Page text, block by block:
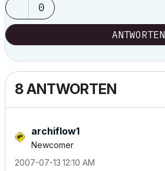
0
ANTWORTEN
8 ANTWORTEN
archiflow1
Newcomer
‎2007-07-13 12:10 AM